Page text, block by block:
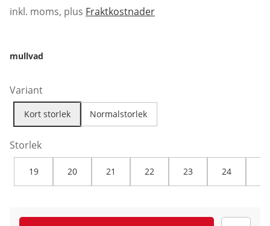
inkl. moms, plus Fraktkostnader
mullvad
Variant
Kort storlek Normalstorlek
Storlek
19 20 21 22 23 24